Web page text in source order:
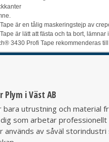
är en tålig maskeringstejp av
är lätt att fästa och ta bort,
3430 Profi Tape rekommenderas
i Väst AB
bara utrustning och material
som arbetar professionellt
används av såväl